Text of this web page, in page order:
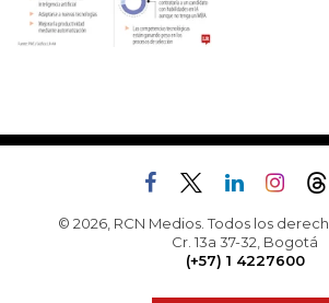
© 2026, RCN Medios. Todos los
Cr. 13a 37-32, Bogotá
(+57) 1 4227600